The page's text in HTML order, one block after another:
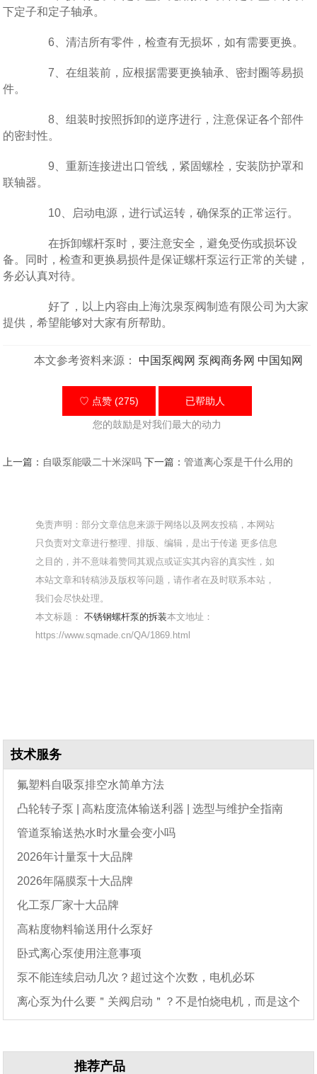
下定子和定子轴承。
6、清洁所有零件，检查有无损坏，如有需要更换。
7、在组装前，应根据需要更换轴承、密封圈等易损
件。
8、组装时按照拆卸的逆序进行，注意保证各个部件
的密封性。
9、重新连接进出口管线，紧固螺栓，安装防护罩和
联轴器。
10、启动电源，进行试运转，确保泵的正常运行。
在拆卸螺杆泵时，要注意安全，避免受伤或损坏设
备。同时，检查和更换易损件是保证螺杆泵运行正常的关键，
务必认真对待。
好了，以上内容由上海沈泉泵阀制造有限公司为大家
提供，希望能够对大家有所帮助。
本文参考资料来源： 中国泵阀网 泵阀商务网 中国知网
♡ 点赞 (275) 已帮助人
您的鼓励是对我们最大的动力
上一篇： 自吸泵能吸二十米深吗 下一篇：管道离心泵是干什么用的
免责声明：部分文章信息来源于网络以及网友投稿，本网站
只负责对文章进行整理、排版、编辑，是出于传递 更多信息
之目的，并不意味着赞同其观点或证实其内容的真实性，如
本站文章和转稿涉及版权等问题，请作者在及时联系本站，
我们会尽快处理。
本文标题：不锈钢螺杆泵的拆装本文地址：
https://www.sqmade.cn/QA/1869.html
技术服务
氟塑料自吸泵排空水简单方法
凸轮转子泵 | 高粘度流体输送利器 | 选型与维护全指南
管道泵输送热水时水量会变小吗
2026年计量泵十大品牌
2026年隔膜泵十大品牌
化工泵厂家十大品牌
高粘度物料输送用什么泵好
卧式离心泵使用注意事项
泵不能连续启动几次？超过这个次数，电机必坏
离心泵为什么要＂关阀启动＂？不是怕烧电机，而是这个
推荐产品